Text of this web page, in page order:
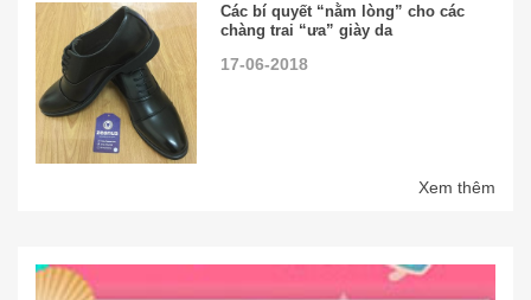
Các bí quyết “nằm lòng” cho các
chàng trai “ưa” giày da
17-06-2018
Xem thêm